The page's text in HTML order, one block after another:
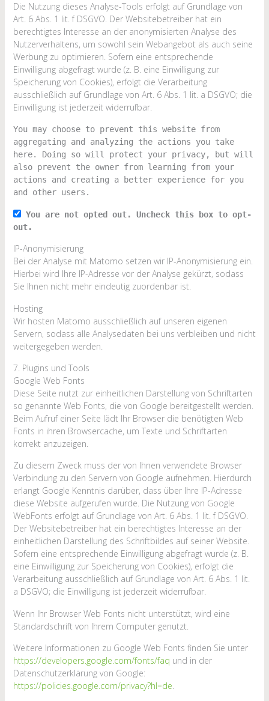
Die Nutzung dieses Analyse-Tools erfolgt auf Grundlage von
Art. 6 Abs. 1 lit. f DSGVO. Der Websitebetreiber hat ein
berechtigtes Interesse an der anonymisierten Analyse des
Nutzerverhaltens, um sowohl sein Webangebot als auch seine
Werbung zu optimieren. Sofern eine entsprechende
Einwilligung abgefragt wurde (z. B. eine Einwilligung zur
Speicherung von Cookies), erfolgt die Verarbeitung
ausschließlich auf Grundlage von Art. 6 Abs. 1 lit. a DSGVO; die
Einwilligung ist jederzeit widerrufbar.
You may choose to prevent this website from
aggregating and analyzing the actions you take
here. Doing so will protect your privacy, but will
also prevent the owner from learning from your
actions and creating a better experience for you
and other users.
You are not opted out. Uncheck this box to opt-
out.
IP-Anonymisierung
Bei der Analyse mit Matomo setzen wir IP-Anonymisierung ein.
Hierbei wird Ihre IP-Adresse vor der Analyse gekürzt, sodass
Sie Ihnen nicht mehr eindeutig zuordenbar ist.
Hosting
Wir hosten Matomo ausschließlich auf unseren eigenen
Servern, sodass alle Analysedaten bei uns verbleiben und nicht
weitergegeben werden.
7. Plugins und Tools
Google Web Fonts
Diese Seite nutzt zur einheitlichen Darstellung von Schriftarten
so genannte Web Fonts, die von Google bereitgestellt werden.
Beim Aufruf einer Seite lädt Ihr Browser die benötigten Web
Fonts in ihren Browsercache, um Texte und Schriftarten
korrekt anzuzeigen.
Zu diesem Zweck muss der von Ihnen verwendete Browser
Verbindung zu den Servern von Google aufnehmen. Hierdurch
erlangt Google Kenntnis darüber, dass über Ihre IP-Adresse
diese Website aufgerufen wurde. Die Nutzung von Google
WebFonts erfolgt auf Grundlage von Art. 6 Abs. 1 lit. f DSGVO.
Der Websitebetreiber hat ein berechtigtes Interesse an der
einheitlichen Darstellung des Schriftbildes auf seiner Website.
Sofern eine entsprechende Einwilligung abgefragt wurde (z. B.
eine Einwilligung zur Speicherung von Cookies), erfolgt die
Verarbeitung ausschließlich auf Grundlage von Art. 6 Abs. 1 lit.
a DSGVO; die Einwilligung ist jederzeit widerrufbar.
Wenn Ihr Browser Web Fonts nicht unterstützt, wird eine
Standardschrift von Ihrem Computer genutzt.
Weitere Informationen zu Google Web Fonts finden Sie unter
https://developers.google.com/fonts/faq und in der
Datenschutzerklärung von Google:
https://policies.google.com/privacy?hl=de.